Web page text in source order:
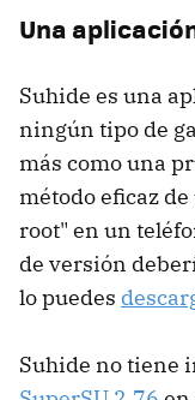
Una
Suhide es una
ningún tipo de
más como una
método eficaz
root" en un
de versión
lo puedes
Suhide no tiene